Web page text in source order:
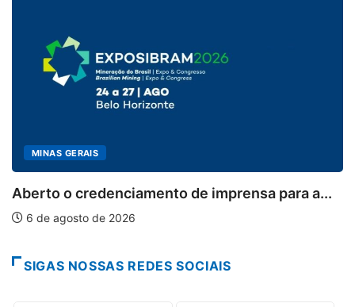
a...
Conab inicia recebimento de
solicitação...
6 de agosto de 2026
SIGAS NOSSAS REDES SOCIAIS